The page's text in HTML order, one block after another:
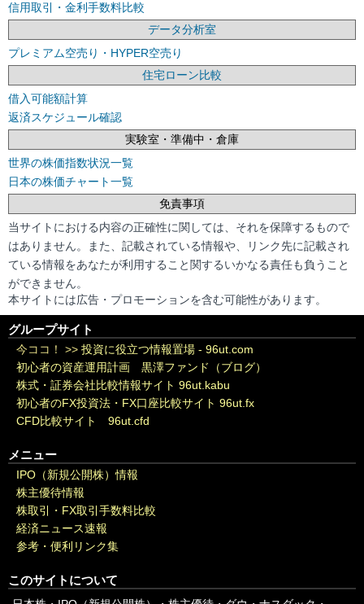
信用取引・金利手数料比較
データ分析室
プレミアム空売り・HYPER空売り
住宅ローン比較
借入可能額計算
返済スケジュール確認
実験室・準備中・倉庫
世界の株価指数状況一覧
日本の株価チャート一覧
免責事項
当サイトにおける内容の正確性に関しては、それを保障するもので
はありません。また、記載されている情報や、リンク先に記載され
ている情報をあなたが利用すること関するいかなる責任も負うこと
ができません。
本サイトには広告・プロモーションを含む可能性があります。
グループサイト
今ココ！ >> 投資に役立つ情報置場 - 96ut.com
初心者の資産運用計画 黒澤ファンド（ブログ）
株式・証券会社比較情報サイト 96ut.kabu
初心者のFX投資法・FX口座比較サイト 96ut.fx
CFD比較サイト 96ut.cfd
メニュー
IPO（新規公開株）情報
株主優待情報
株取引・FX取引手数料比較
経済ニュース速報
参考・便利リンク集
このサイトについて